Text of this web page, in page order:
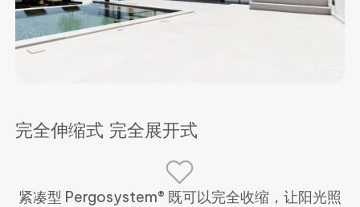
完全伸缩式 完全展开式
紧凑型 Pergosystem® 既可以完全收缩，让阳光照